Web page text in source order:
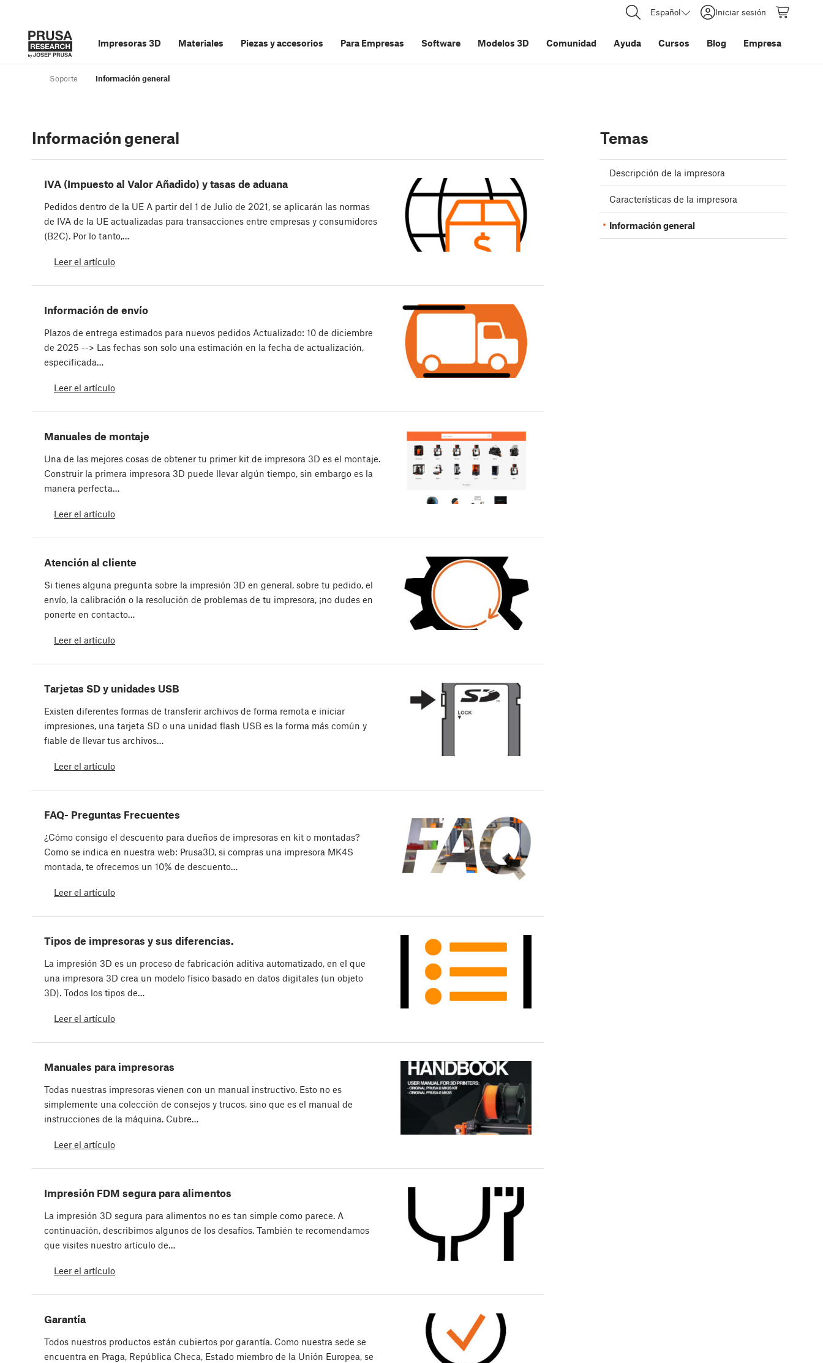
Español Iniciar sesión
Impresoras 3D Materiales Piezas y accesorios Para Empresas Software Modelos 3D Comunidad Ayuda Cursos Blog Empresa
Soporte Información general
Información general
IVA (Impuesto al Valor Añadido) y tasas de aduana
Pedidos dentro de la UE A partir del 1 de Julio de 2021, se aplicarán las normas
de IVA de la UE actualizadas para transacciones entre empresas y consumidores
(B2C). Por lo tanto,…
Leer el artículo
Información de envío
Plazos de entrega estimados para nuevos pedidos Actualizado: 10 de diciembre
de 2025 --> Las fechas son solo una estimación en la fecha de actualización,
especificada…
Leer el artículo
Manuales de montaje
Una de las mejores cosas de obtener tu primer kit de impresora 3D es el montaje.
Construir la primera impresora 3D puede llevar algún tiempo, sin embargo es la
manera perfecta…
Leer el artículo
Atención al cliente
Si tienes alguna pregunta sobre la impresión 3D en general, sobre tu pedido, el
envío, la calibración o la resolución de problemas de tu impresora, ¡no dudes en
ponerte en contacto…
Leer el artículo
Tarjetas SD y unidades USB
Existen diferentes formas de transferir archivos de forma remota e iniciar
impresiones, una tarjeta SD o una unidad flash USB es la forma más común y
fiable de llevar tus archivos…
Leer el artículo
FAQ- Preguntas Frecuentes
¿Cómo consigo el descuento para dueños de impresoras en kit o montadas?
Como se indica en nuestra web: Prusa3D, si compras una impresora MK4S
montada, te ofrecemos un 10% de descuento…
Leer el artículo
Tipos de impresoras y sus diferencias.
La impresión 3D es un proceso de fabricación aditiva automatizado, en el que
una impresora 3D crea un modelo físico basado en datos digitales (un objeto
3D). Todos los tipos de…
Leer el artículo
Manuales para impresoras
Todas nuestras impresoras vienen con un manual instructivo. Esto no es
simplemente una colección de consejos y trucos, sino que es el manual de
instrucciones de la máquina. Cubre…
Leer el artículo
Impresión FDM segura para alimentos
La impresión 3D segura para alimentos no es tan simple como parece. A
continuación, describimos algunos de los desafíos. También te recomendamos
que visites nuestro artículo de…
Leer el artículo
Garantía
Todos nuestros productos están cubiertos por garantía. Como nuestra sede se
encuentra en Praga, República Checa, Estado miembro de la Unión Europea, se
Temas
Descripción de la impresora
Características de la impresora
Información general